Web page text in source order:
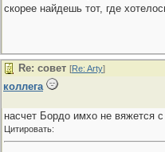
скорее найдешь тот, где
Re: совет [Re: Arty]
коллега
насчет Бордо имхо не вяжется с
Цитировать: